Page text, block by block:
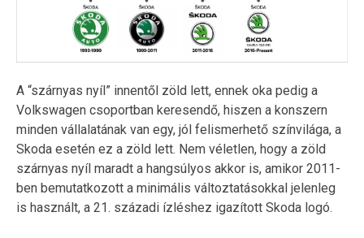
A “szárnyas nyíl” innentől zöld lett, ennek oka pedig a
Volkswagen csoportban keresendő, hiszen a konszern
minden vállalatának van egy, jól felismerhető színvilága, a
Skoda esetén ez a zöld lett. Nem véletlen, hogy a zöld
szárnyas nyíl maradt a hangsúlyos akkor is, amikor 2011-
ben bemutatkozott a minimális változtatásokkal jelenleg
is használt, a 21. századi ízléshez igazított Skoda logó.